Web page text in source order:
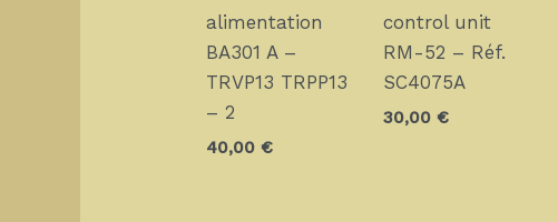
alimentation
BA301 A –
TRVP13 TRPP13
– 2
40,00€
control unit
RM-52 – Réf.
SC4075A
30,00 €